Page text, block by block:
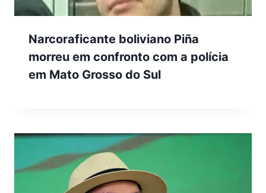
Narcoraficante boliviano Piña
morreu em confronto com a polícia
em Mato Grosso do Sul